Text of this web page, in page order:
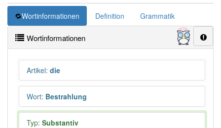
Wortinformationen Definition Grammatik
Wortinformationen
Artikel: die
Wort: Bestrahlung
Typ: Substantiv